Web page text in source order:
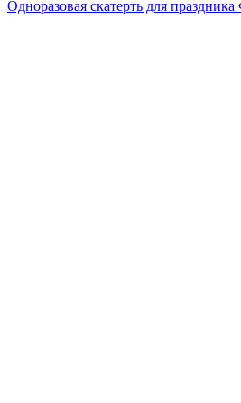
Одноразовая скатерть для